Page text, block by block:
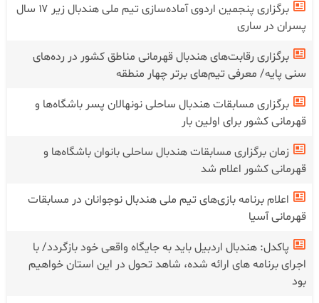
برگزاری پنجمین اردوی آماده‌سازی تیم ملی هندبال زیر ۱۷ سال
پسران در ساری
برگزاری رقابت‌های هندبال قهرمانی مناطق کشور در رده‌های
سنی پایه/ معرفی تیم‌های برتر چهار منطقه
برگزاری مسابقات هندبال ساحلی نونهالان پسر باشگاه‌ها و
قهرمانی کشور برای اولین بار
زمان برگزاری مسابقات هندبال ساحلی بانوان باشگاه‌ها و
قهرمانی کشور اعلام شد
اعلام برنامه بازی‌های تیم ملی هندبال نوجوانان در مسابقات
قهرمانی آسیا
پاکدل: هندبال اردبیل باید به جایگاه واقعی خود بازگردد/ با
اجرای برنامه های ارائه شده، شاهد تحول در این استان خواهیم
بود